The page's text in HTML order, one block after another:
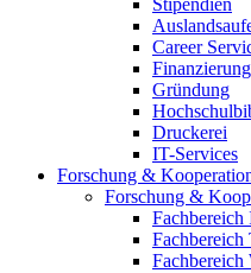
Stipendien
Career
Finanzierung
Gründung
Druckerei
IT-Services
Forschung &
Forschung &
Fachbereich
Fachbereich